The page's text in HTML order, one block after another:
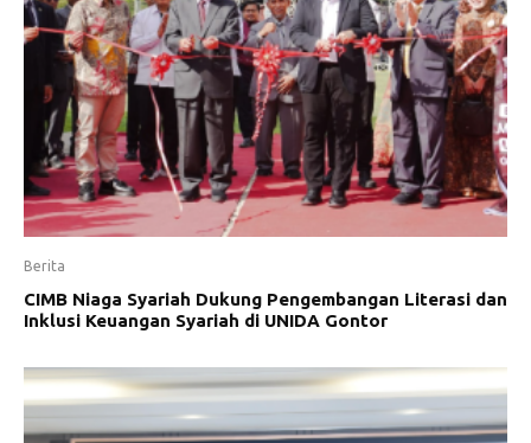
Berita
CIMB Niaga Syariah Dukung Pengembangan Literasi dan
Inklusi Keuangan Syariah di UNIDA Gontor